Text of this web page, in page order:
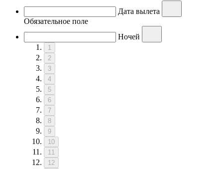
Дата вылета
Обязательное поле
Ночей
1
2
3
4
5
6
7
8
9
10
11
12